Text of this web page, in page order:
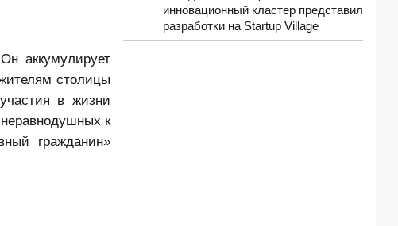
аккумулирует
столицы
в жизни
к
гражданин»
инновационный кластер представил
разработки на Startup Village